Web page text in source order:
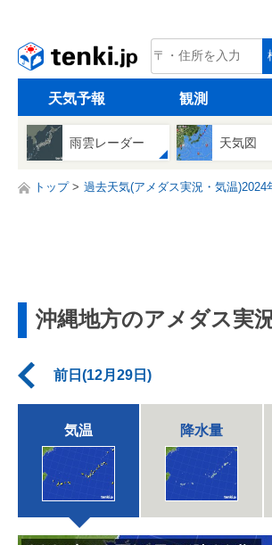
tenki.jp
天気予報 観測
雨雲レーダー 天気図
トップ 過去天気(アメダス実況・気温)2024
沖縄地方のアメダス実
前日(12月29日)
気温 降水量